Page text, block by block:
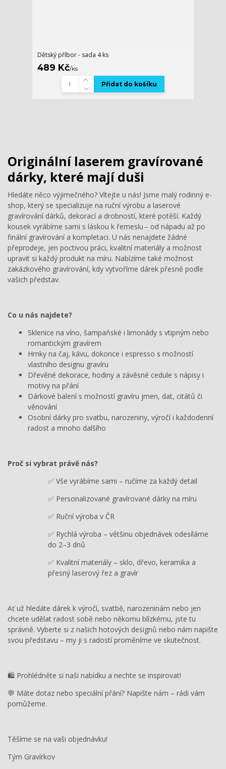
Dětský příbor - sada 4 ks
489 Kč/ks
Přidat do košíku
Originální laserem gravírované
dárky, které mají duši
Hledáte něco výjimečného? Vítejte u nás! Jsme malý rodinný e-
shop, který se specializuje na ruční výrobu a laserové
gravírování dárků, dekorací a drobností, které potěší. Každý
kousek vyrábíme sami s láskou k řemeslu – od nápadu až po
finální gravírování a kompletaci. U nás nenajdete žádné
přeprodeje, jen poctivou práci, kvalitní materiály a možnost
upravit si každý produkt na míru. Nabízíme také možnost
zakázkového gravírování, kdy vytvoříme dárek přesně podle
vašich představ.
Co u nás najdete?
Sklenice na víno, šampaňské i limonády s vtipným nebo
romantickým gravírem
Hrnky na čaj, kávu, dokonce i espresso s možností
vlastního designu gravíru
Dřevěné dekorace, hodiny a závěsné cedule s nápisy i
motivy na přání
Dárkové balení s možností gravíru jmen, dat, citátů či
věnování
Osobní dárky pro svatbu, narozeniny, výročí i každodenní
radost a mnoho dalšího
Proč si vybrat právě nás?
✅ Vše vyrábíme sami – ručíme za každý detail
✅ Personalizované gravírované dárky na míru
✅ Ruční výroba v ČR
✅ Rychlá výroba – většinu objednávek odesíláme
do 2–3 dnů
✅ Kvalitní materiály – sklo, dřevo, keramika a
přesný laserový řez a gravír
Ať už hledáte dárek k výročí, svatbě, narozeninám nebo jen
chcete udělat radost sobě nebo někomu blízkému, jste tu
správně. Vyberte si z našich hotových designů nebo nám napište
svou představu – my ji s radostí proměníme ve skutečnost.
🛍️ Prohlédněte si naši nabídku a nechte se inspirovat!
💬 Máte dotaz nebo speciální přání? Napište nám – rádi vám
pomůžeme.
Těšíme se na vaši objednávku!
Tým Gravírkov